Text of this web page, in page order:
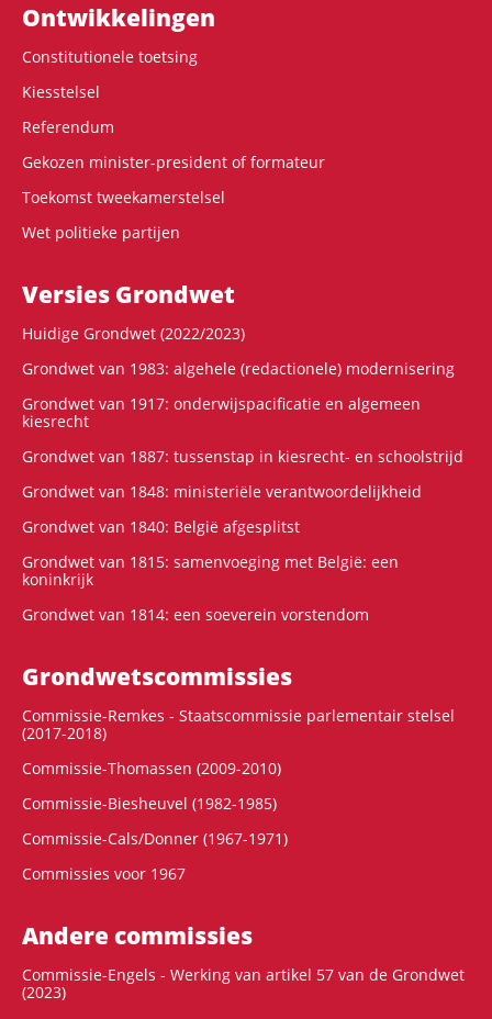
Ontwikke­lingen
Constitutionele toetsing
Kiesstelsel
Referendum
Gekozen minister-president of formateur
Toekomst tweekamerstelsel
Wet politieke partijen
Versies Grondwet
Huidige Grondwet (2022/2023)
Grondwet van 1983: algehele (redactionele) modernisering
Grondwet van 1917: onderwijspacificatie en algemeen
kiesrecht
Grondwet van 1887: tussenstap in kiesrecht- en schoolstrijd
Grondwet van 1848: ministeriële verantwoordelijkheid
Grondwet van 1840: België afgesplitst
Grondwet van 1815: samenvoeging met België: een
koninkrijk
Grondwet van 1814: een soeverein vorstendom
Grondwets­commissies
Commissie-Remkes - Staatscommissie parlementair stelsel
(2017-2018)
Commissie-Thomassen (2009-2010)
Commissie-Biesheuvel (1982-1985)
Commissie-Cals/Donner (1967-1971)
Commissies voor 1967
Andere commissies
Commissie-Engels - Werking van artikel 57 van de Grondwet
(2023)